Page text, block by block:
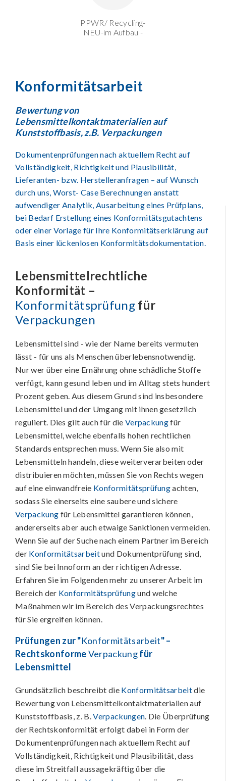
PPWR/ Recycling-
NEU-im Aufbau -
Konformitätsarbeit
Bewertung von
Lebensmittelkontaktmaterialien auf
Kunststoffbasis, z.B. Verpackungen
Dokumentenprüfungen nach aktuellem Recht auf
Vollständigkeit, Richtigkeit und Plausibilität,
Lieferanten- bzw. Herstelleranfragen – auf Wunsch
durch uns, Worst- Case Berechnungen anstatt
aufwendiger Analytik, Ausarbeitung eines Prüfplans,
bei Bedarf Erstellung eines Konformitätsgutachtens
oder einer Vorlage für Ihre Konformitätserklärung auf
Basis einer lückenlosen Konformitätsdokumentation.
Lebensmittelrechtliche
Konformität –
Konformitätsprüfung für
Verpackungen
Lebensmittel sind - wie der Name bereits vermuten
lässt - für uns als Menschen überlebensnotwendig.
Nur wer über eine Ernährung ohne schädliche Stoffe
verfügt, kann gesund leben und im Alltag stets hundert
Prozent geben. Aus diesem Grund sind insbesondere
Lebensmittel und der Umgang mit ihnen gesetzlich
reguliert. Dies gilt auch für die Verpackungfür
Lebensmittel, welche ebenfalls hohen rechtlichen
Standards entsprechen muss. Wenn Sie also mit
Lebensmitteln handeln, diese weiterverarbeiten oder
distribuieren möchten, müssen Sie von Rechts wegen
auf eine einwandfreie Konformitätsprüfungachten,
sodass Sie einerseits eine saubere und sichere
Verpackung für Lebensmittel garantieren können,
andererseits aber auch etwaige Sanktionen vermeiden.
Wenn Sie auf der Suche nach einem Partner im Bereich
der Konformitätsarbeitund Dokumentprüfung sind,
sind Sie bei Innoform an der richtigen Adresse.
Erfahren Sie im Folgenden mehr zu unserer Arbeit im
Bereich der Konformitätsprüfungund welche
Maßnahmen wir im Bereich des Verpackungsrechtes
für Sie ergreifen können.
Prüfungen zur "Konformitätsarbeit" –
RechtskonformeVerpackungfür
Lebensmittel
Grundsätzlich beschreibt die Konformitätsarbeitdie
Bewertung von Lebensmittelkontaktmaterialien auf
Kunststoffbasis, z. B.Verpackungen. Die Überprüfung
der Rechtskonformität erfolgt dabei in Form der
Dokumentenprüfungen nach aktuellem Recht auf
Vollständigkeit, Richtigkeit und Plausibilität, dass
diese im Streitfall aussagekräftig über die